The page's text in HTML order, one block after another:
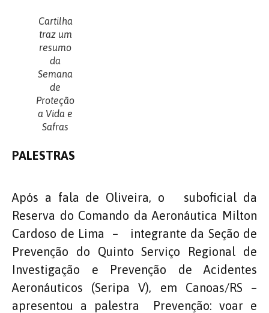
Cartilha
traz um
resumo
da
Semana
de
Proteção
a Vida e
Safras
PALESTRAS
Após a fala de Oliveira, o suboficial da
Reserva do Comando da Aeronáutica Milton
Cardoso de Lima – integrante da Seção de
Prevenção do Quinto Serviço Regional de
Investigação e Prevenção de Acidentes
Aeronáuticos (Seripa V), em Canoas/RS –
apresentou a palestra Prevenção: voar e